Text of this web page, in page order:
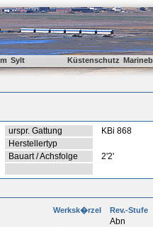
Sylt Küstenschutz
urspr. Gattung KBi 868
Herstellertyp
Bauart / Achsfolge 2'2'
Werksk�rzel Rev.-Stufe
Abn